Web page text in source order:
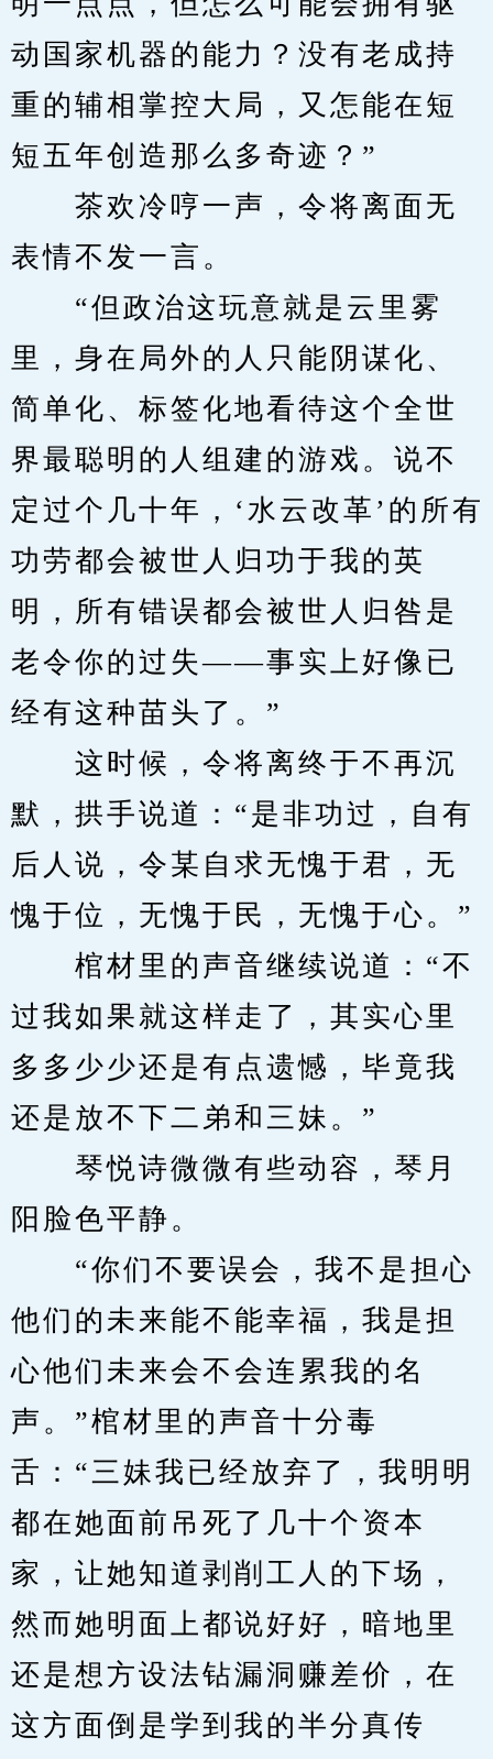
动国家机器的能力？没有老成持
重的辅相掌控大局，又怎能在短
短五年创造那么多奇迹？”
茶欢冷哼一声，令将离面无
表情不发一言。
“但政治这玩意就是云里雾
里，身在局外的人只能阴谋化、
简单化、标签化地看待这个全世
界最聪明的人组建的游戏。说不
定过个几十年，‘水云改革’的所有
功劳都会被世人归功于我的英
明，所有错误都会被世人归咎是
老令你的过失——事实上好像已
经有这种苗头了。”
这时候，令将离终于不再沉
默，拱手说道：“是非功过，自有
后人说，令某自求无愧于君，无
愧于位，无愧于民，无愧于心。”
棺材里的声音继续说道：“不
过我如果就这样走了，其实心里
多多少少还是有点遗憾，毕竟我
还是放不下二弟和三妹。”
琴悦诗微微有些动容，琴月
阳脸色平静。
“你们不要误会，我不是担心
他们的未来能不能幸福，我是担
心他们未来会不会连累我的名
声。”棺材里的声音十分毒
舌：“三妹我已经放弃了，我明明
都在她面前吊死了几十个资本
家，让她知道剥削工人的下场，
然而她明面上都说好好，暗地里
还是想方设法钻漏洞赚差价，在
这方面倒是学到我的半分真传